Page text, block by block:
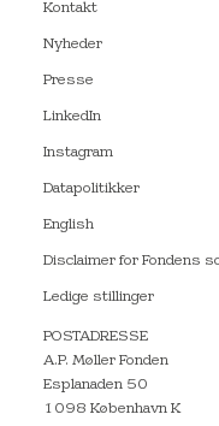
Kontakt
Nyheder
Presse
LinkedIn
Instagram
Datapolitikker
English
Disclaimer for Fondens
Ledige stillinger
POSTADRESSE
A.P. Møller Fonden
Esplanaden 50
1098 København K